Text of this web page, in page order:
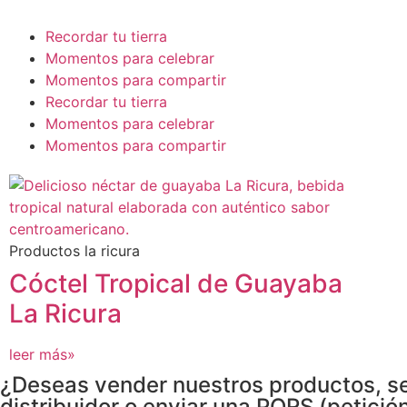
Recordar tu tierra
Momentos para celebrar
Momentos para compartir
Recordar tu tierra
Momentos para celebrar
Momentos para compartir
Productos la ricura
Cóctel Tropical de Guayaba
La Ricura
leer más»
¿Deseas vender nuestros productos,